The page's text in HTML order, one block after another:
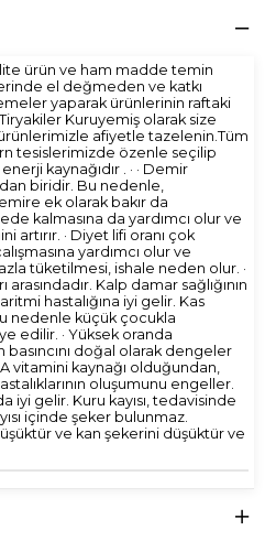
ürün ve ham madde temin
el değmeden ve katkı
yaparak ürünlerinin raftaki
Kuruyemiş olarak size
afiyetle tazelenin.Tüm
tesislerimizde özenle seçilip
kaynağıdır . · · Demir
biridir. Bu nedenle,
ek olarak bakır da
kalmasına da yardımcı olur ve
artırır. · Diyet lifi oranı çok
yardımcı olur ve
tüketilmesi, ishale neden olur. ·
Kalp damar sağlığının
hastalığına iyi gelir. Kas
nedenle küçük çocukla
edilir. · Yüksek oranda
doğal olarak dengeler
vitamini kaynağı olduğundan,
oluşumunu engeller.
iyi gelir. Kuru kayısı, tedavisinde
içinde şeker bulunmaz.
ve kan şekerini düşüktür ve